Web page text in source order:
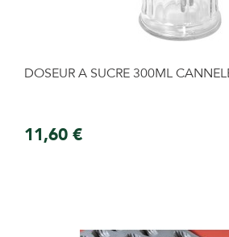
DOSEUR A SUCRE 300ML
11,60 €